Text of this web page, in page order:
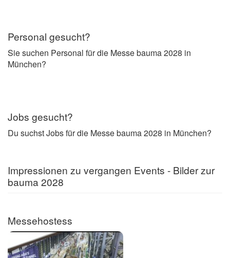
Personal gesucht?
Sie suchen Personal für die Messe bauma 2028 in
München?
Jobs gesucht?
Du suchst Jobs für die Messe bauma 2028 in München?
Impressionen zu vergangen Events - Bilder zur
bauma 2028
Messehostess